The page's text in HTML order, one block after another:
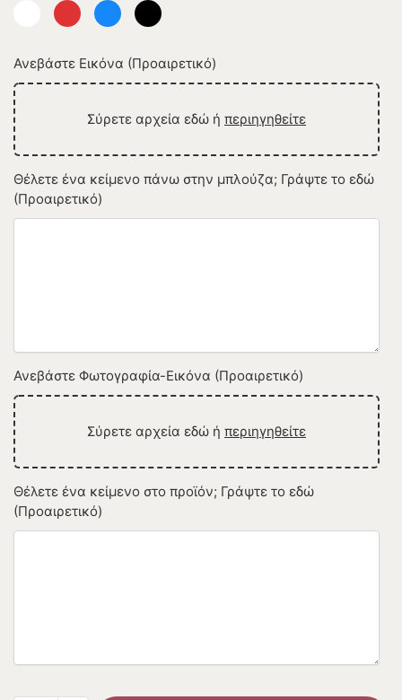
Ανεβάστε Εικόνα (Προαιρετικό)
Σύρετε αρχεία εδώ ή περιηγηθείτε
Θέλετε ένα κείμενο πάνω στην μπλούζα; Γράψτε το εδώ
(Προαιρετικό)
Ανεβάστε Φωτογραφία-Εικόνα (Προαιρετικό)
Σύρετε αρχεία εδώ ή περιηγηθείτε
Θέλετε ένα κείμενο στο προϊόν; Γράψτε το εδώ
(Προαιρετικό)